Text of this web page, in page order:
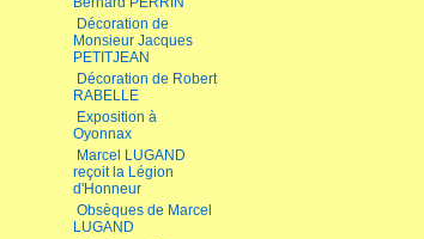
Décoration de
Monsieur Jacques
PETITJEAN
Décoration de Robert
RABELLE
Exposition à
Oyonnax
Marcel LUGAND
reçoit la Légion
d'Honneur
Obsèques de Marcel
LUGAND